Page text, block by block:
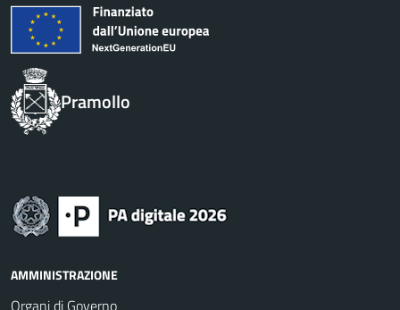
Pramollo
AMMINISTRAZIONE
Organi di Governo